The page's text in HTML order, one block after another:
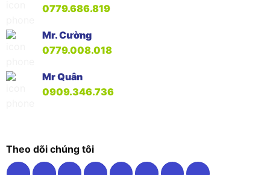
0779.686.819
Mr. Cường
0779.008.018
Mr Quân
0909.346.736
Theo dõi chúng tôi